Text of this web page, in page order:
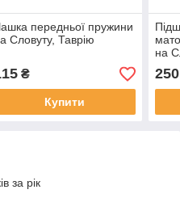
передньої пружини
Словуту, Таврію
₴
Купити
на
250
за рік